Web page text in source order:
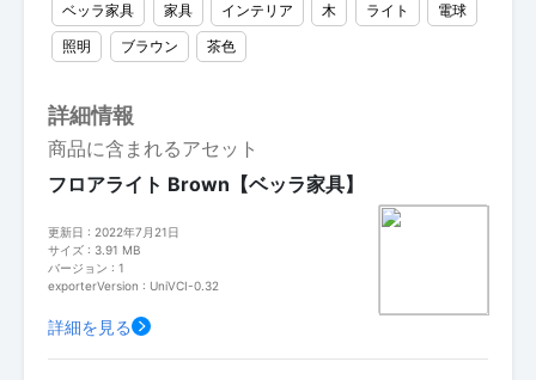
ベッラ家具
家具 インテリア 木 ライト
電球
照明
ブラウン 茶色
詳細情報
商品に含まれるアセット
フロアライト Brown【ベッラ家具】
更新日 : 2022年7月21日
サイズ : 3.91 MB
バージョン : 1
exporterVersion : UniVCI-0.32
詳細を見る